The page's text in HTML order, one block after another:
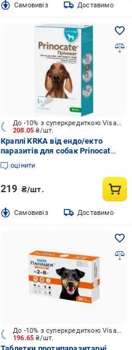
Cамовивіз Доставимо
208.05₴/шт.
До -10% з суперкредиткою Visa Вигода
Краплі KRKA від ендо/екто
паразитів для собак Prinocat
вага 4-10кг (за 1 п-тку 1мл 3 в
уп)
оцінити
219 ₴/шт.
Cамовивіз Доставимо
196.65₴/шт.
До -10% з суперкредиткою Visa Вигода